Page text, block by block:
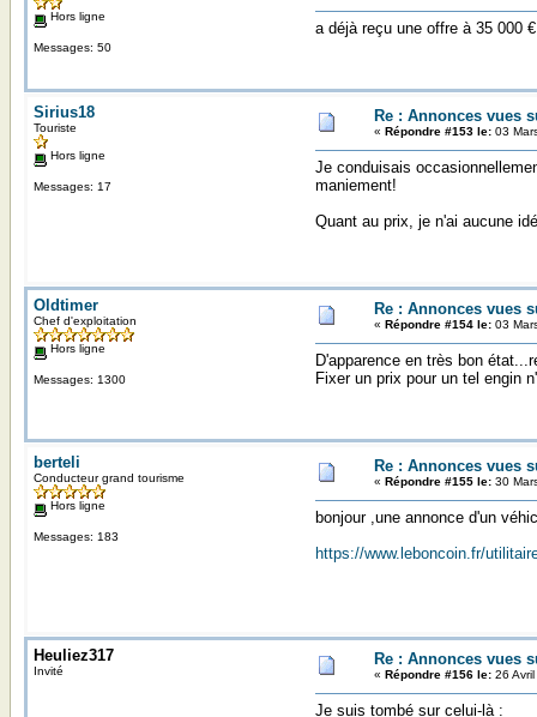
Hors ligne
Messages: 50
a déjà reçu une offre à 35 000 €
Sirius18
Touriste
Hors ligne
Messages: 17
Re : Annonces vues
« Répondre #153 le: 03
Je conduisais
maniement!
Quant au prix, je n'ai aucune
Oldtimer
Chef d'exploitation
Hors ligne
Messages: 1300
Re : Annonces vues
« Répondre #154 le: 03
D'apparence en très bon
Fixer un prix pour un tel engin
berteli
Conducteur grand tourisme
Hors ligne
Messages: 183
Re : Annonces vues
« Répondre #155 le: 30
bonjour ,une annonce d'un
https://www.leboncoin.fr/
Heuliez317
Invité
Re : Annonces vues
« Répondre #156 le: 26
Je suis tombé sur celui-là :